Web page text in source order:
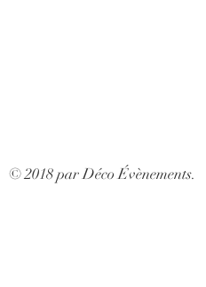
© 2018 par Déco Évènements.